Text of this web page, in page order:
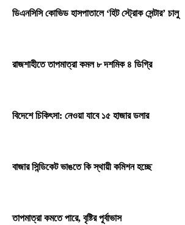
ডিএনসিসি কোভিড হাসপাতালে ‘হিট স্ট্রোক সেন্টার’ চালু
রাজশাহীতে তাপমাত্রা কমল ৮ দশমিক ৪ ডিগ্রি
বিদেশে চিকিৎসা: নেওয়া যাবে ১৫ হাজার ডলার
বাজার সিন্ডিকেট ভাঙতে কি স্থায়ী কমিশন হচ্ছে
তাপমাত্রা কমতে পারে, বৃষ্টির পূর্বাভাস